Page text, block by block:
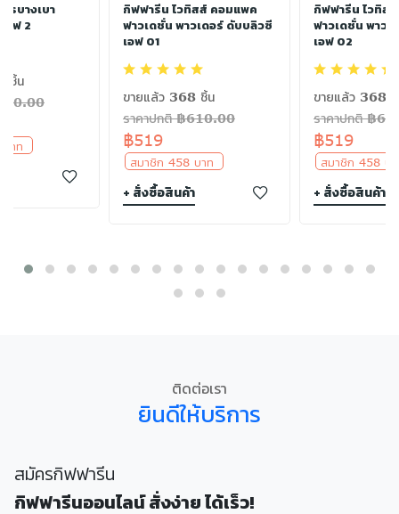
รบางเบา
อฟ 2
ชิ้น
าท
กิฟฟารีน ไวทิสส์ คอมแพค
ฟาวเดชั่น พาวเดอร์ ดับบลิวซี
เอฟ 01
ขายแล้ว 368 ชิ้น
ราคาปกติ ฿610.00
฿519
สมาชิก 458 บาท
+ สั่งซื้อสินค้า
กิฟฟารีน ไวทิส
ฟาวเดชั่น พาว
เอฟ 02
ขายแล้ว 368
ราคาปกติ ฿
฿519
สมาชิก 458
+ สั่งซื้อสินค้า
ติดต่อเรา
ยินดีให้บริการ
สมัครกิฟฟารีน
กิฟฟารีนออนไลน์ สั่งง่าย ได้เร็ว!